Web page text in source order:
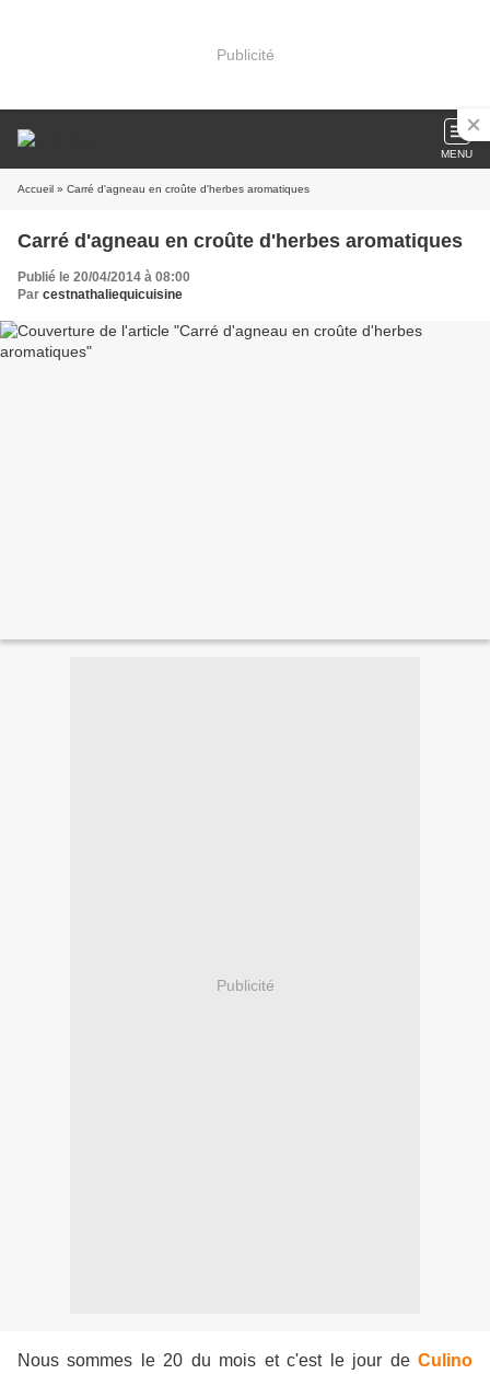
Publicité
MENU
Accueil » Carré d'agneau en croûte d'herbes aromatiques
Carré d'agneau en croûte d'herbes aromatiques
Publié le 20/04/2014 à 08:00
Par cestnathaliequicuisine
Publicité
Nous sommes le 20 du mois et c'est le jour de Culino